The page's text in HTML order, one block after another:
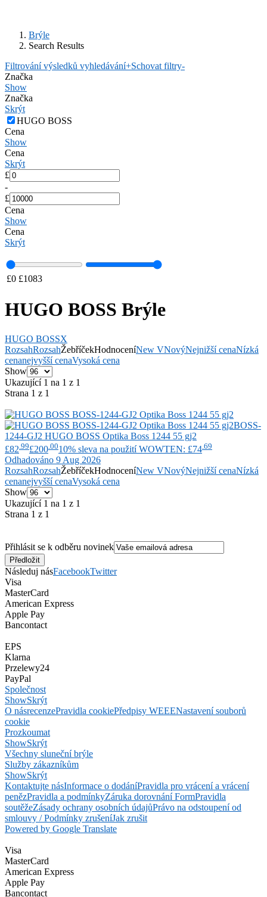
Brýle
Search Results
Filtrování výsledků vyhledávání+Schovat filtry-
Značka
Show
Značka
Skrýt
HUGO BOSS
Cena
Show
Cena
Skrýt
£
-
£
Cena
Show
Cena
Skrýt
£0 £1083
HUGO BOSS Brýle
HUGO BOSSX
RozsahRozsahŽebříčekHodnoceníNew VNovýNejnižší cenaNízká
cenanejvyšší cenaVysoká cena
Show
Ukazující 1 na 1 z 1
Strana 1 z 1
BOSS-
1244-GJ2 HUGO BOSS Optika Boss 1244 55 gj2
£82 .99£200 .0010% sleva na použití WOWTEN: £74 .69
Odhadováno 9 Aug 2026
RozsahRozsahŽebříčekHodnoceníNew VNovýNejnižší cenaNízká
cenanejvyšší cenaVysoká cena
Show
Ukazující 1 na 1 z 1
Strana 1 z 1
Přihlásit se k odběru novinek
Následuj násFacebookTwitter
Visa
MasterCard
American Express
Apple Pay
Bancontact
EPS
Klarna
Przelewy24
PayPal
Společnost
ShowSkrýt
O násrecenzePravidla cookiePředpisy WEEENastavení souborů
cookie
Prozkoumat
ShowSkrýt
Všechny sluneční brýle
Služby zákazníkům
ShowSkrýt
Kontaktujte násInformace o dodáníPravidla pro vrácení a vrácení
penězPravidla a podmínkyZáruka dorovnání FormPravidla
soutěžeZásady ochrany osobních údajůPrávo na odstoupení od
smlouvy / Podmínky zrušeníJak zrušit
Powered by Google Translate
Visa
MasterCard
American Express
Apple Pay
Bancontact